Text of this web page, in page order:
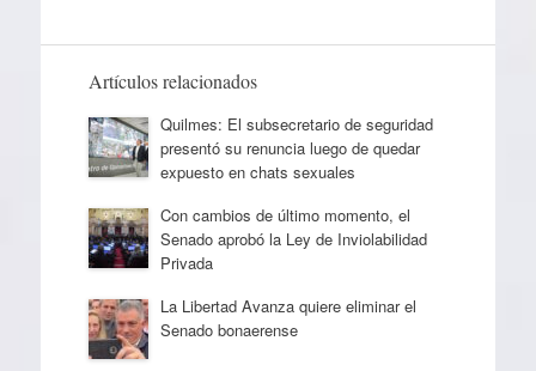
Artículos relacionados
Quilmes: El subsecretario de seguridad
presentó su renuncia luego de quedar
expuesto en chats sexuales
Con cambios de último momento, el
Senado aprobó la Ley de Inviolabilidad
Privada
La Libertad Avanza quiere eliminar el
Senado bonaerense